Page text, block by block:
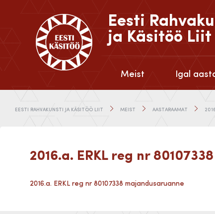
Eesti
ja Käsitöö Liit
Meist Igal
EESTI RAHVAKUNSTI JA KÄSITÖÖ LIIT MEIST AASTARAAMAT
2016.a. ERKL reg nr
2016.a. ERKL reg nr 80107338 majandusaruanne